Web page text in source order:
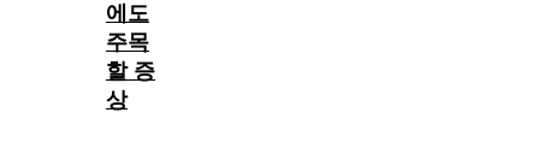
에도
주목
할 증
상